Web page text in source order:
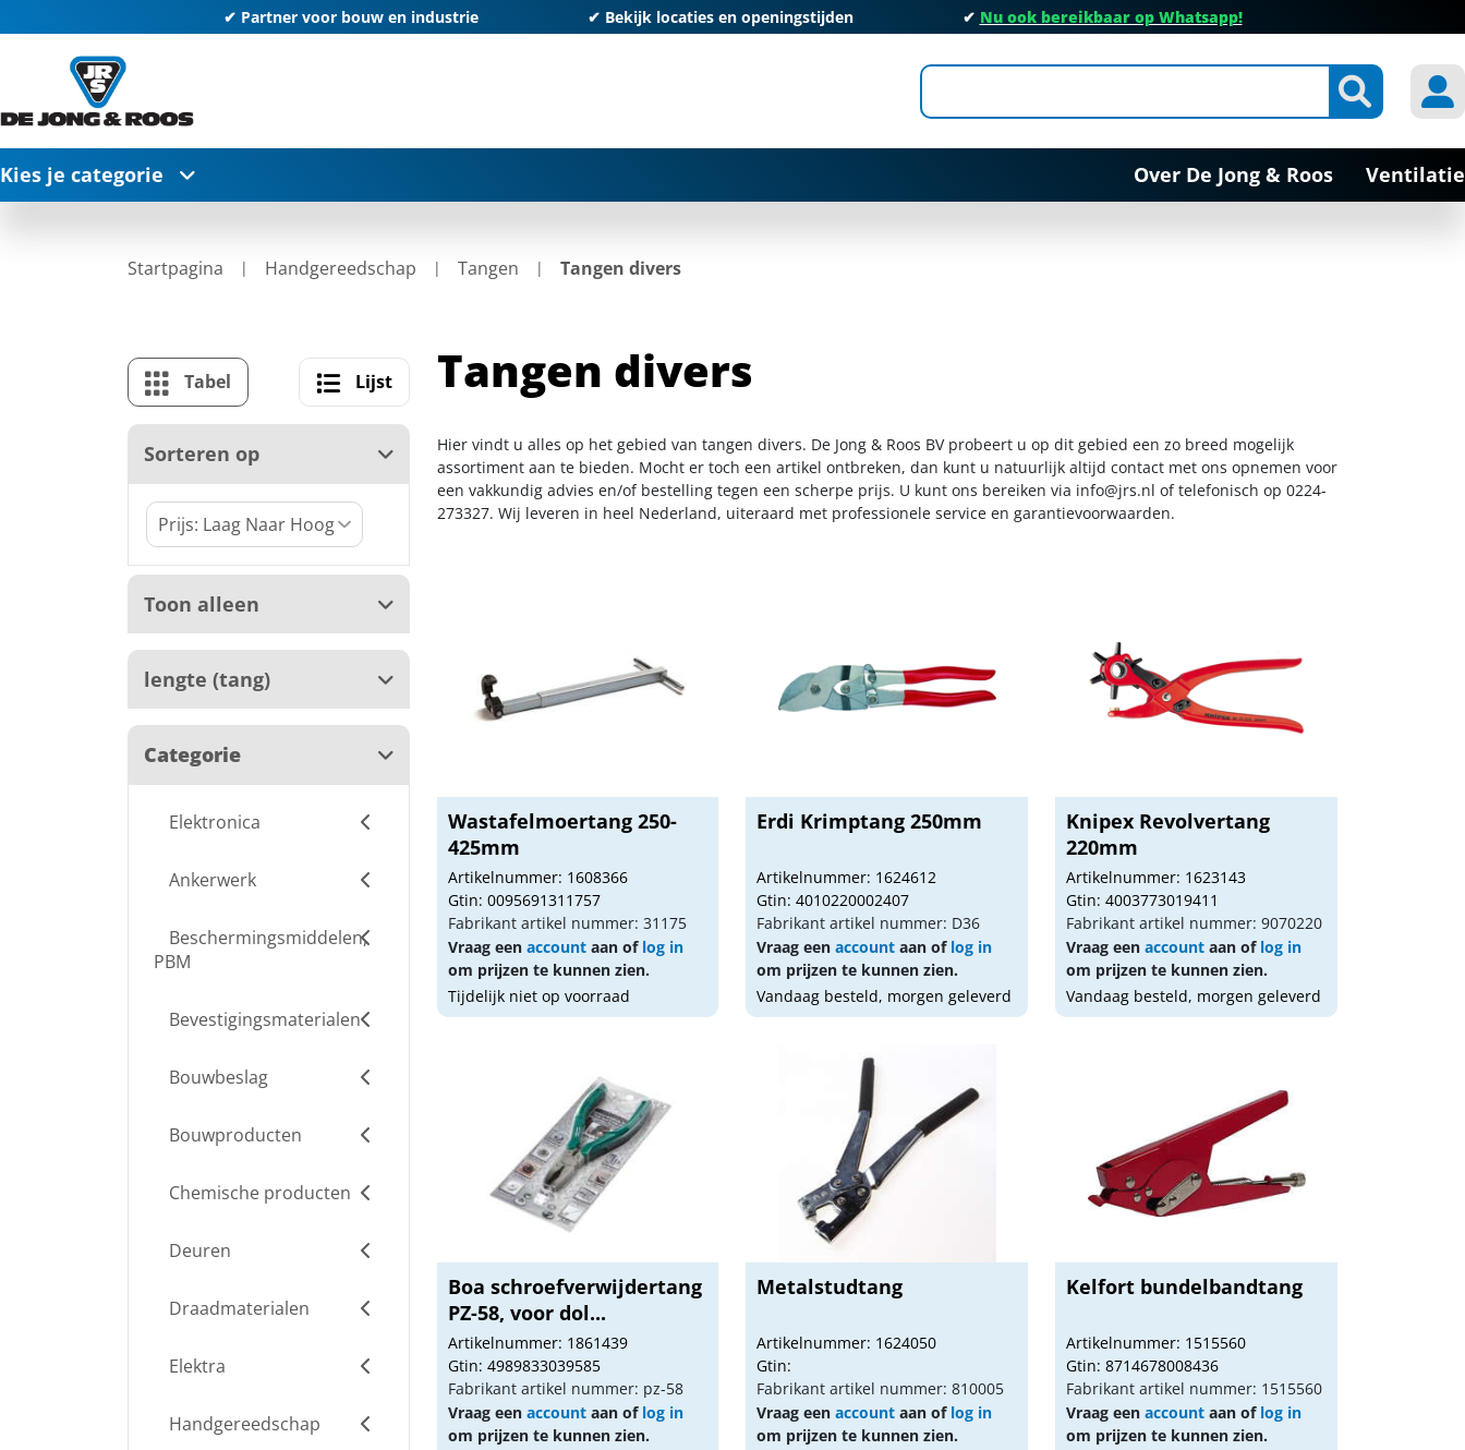
✔ Partner voor bouw en industrie ✔ Bekijk locaties en openingstijden ✔ Nu ook bereikbaar op Whatsapp!
Kies je categorie Over De Jong & Roos Ventilatie
Startpagina Handgereedschap Tangen Tangen divers
Tabel Lijst
Sorteren op
Toon alleen
lengte (tang)
Categorie
Elektronica
Ankerwerk
Beschermingsmiddelen,
PBM
Bevestigingsmaterialen
Bouwbeslag
Bouwproducten
Chemische producten
Deuren
Draadmaterialen
Elektra
Handgereedschap
Tangen divers
Hier vindt u alles op het gebied van tangen divers. De Jong & Roos BV probeert u op dit gebied een zo breed mogelijk
assortiment aan te bieden. Mocht er toch een artikel ontbreken, dan kunt u natuurlijk altijd contact met ons opnemen voor
een vakkundig advies en/of bestelling tegen een scherpe prijs. U kunt ons bereiken via info@jrs.nl of telefonisch op 0224-
273327. Wij leveren in heel Nederland, uiteraard met professionele service en garantievoorwaarden.
Wastafelmoertang 250-
425mm
Artikelnummer: 1608366
Gtin: 0095691311757
Fabrikant artikel nummer: 31175
Vraag een accountaan of log in
om prijzen te kunnen zien.
Tijdelijk niet op voorraad
Erdi Krimptang 250mm
Artikelnummer: 1624612
Gtin: 4010220002407
Fabrikant artikel nummer: D36
Vraag eenaccount aan of log in
om prijzen te kunnen zien.
Vandaag besteld, morgen geleverd
Knipex Revolvertang
220mm
Artikelnummer: 1623143
Gtin: 4003773019411
Fabrikant artikel nummer: 9070220
Vraag eenaccount aan of log in
om prijzen te kunnen zien.
Vandaag besteld, morgen geleverd
Boa schroefverwijdertang
PZ-58, voor dol...
Artikelnummer: 1861439
Gtin: 4989833039585
Fabrikant artikel nummer: pz-58
Vraag een accountaan of log in
om prijzen te kunnen zien.
Metalstudtang
Artikelnummer: 1624050
Gtin:
Fabrikant artikel nummer: 810005
Vraag eenaccount aan of log in
om prijzen te kunnen zien.
Kelfort bundelbandtang
Artikelnummer: 1515560
Gtin: 8714678008436
Fabrikant artikel nummer: 1515560
Vraag eenaccount aan of log in
om prijzen te kunnen zien.